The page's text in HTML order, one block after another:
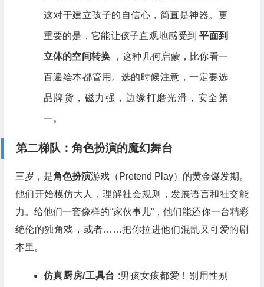
这对于建立孩子的自信心，简直是神器。更
重要的是，它能让孩子直观地感受到平面到
立体的空间转换 ，这种几何启蒙，比你看一
百遍绘本都管用。选的时候注意，一定要选
品牌货，磁力强，边缘打磨光滑，安全第
一。
第二梯队：角色扮演的魔幻舞台
三岁，是角色扮演游戏（Pretend Play）的黄金爆发期。
他们开始模仿大人，理解社会规则，发展语言和社交能
力。给他们一套像样的“家伙事儿”，他们能还你一台精彩
绝伦的独角戏，或者……把你拉进他们混乱又可爱的剧
本里。
仿真厨房/工具台 :男孩女孩都爱！别用性别